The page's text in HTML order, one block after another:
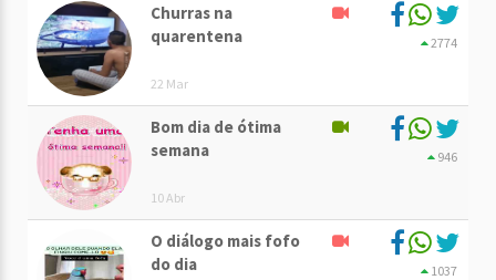
Churras na
quarentena
22 Mar
2774
Bom dia de ótima
semana
10 Abr
946
O diálogo mais fofo
do dia
1037